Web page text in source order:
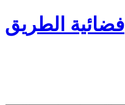
فضائية الطريق